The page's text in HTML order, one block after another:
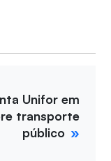
Unifor em
transporte
público